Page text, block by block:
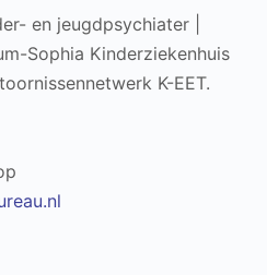
en jeugdpsychiater |
Sophia Kinderziekenhuis
K-EET.